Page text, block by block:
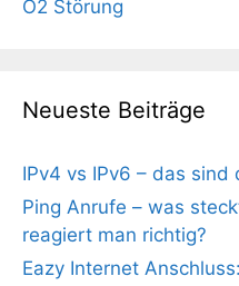
O2 Störung
Neueste Beiträge
IPv4 vs IPv6 – das sind
Ping Anrufe – was
reagiert man richtig?
Eazy Internet